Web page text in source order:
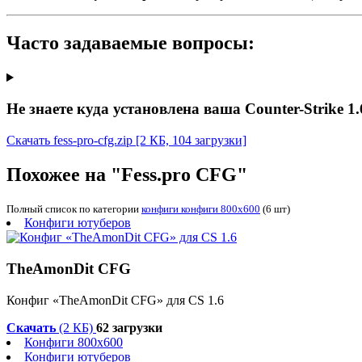
Часто задаваемые вопросы:
Не знаете куда установлена ваша Counter-Strike
Скачать fess-pro-cfg.zip [2 КБ, 104 загрузки]
Похожее на "Fess.pro CFG"
Полный список по категории конфиги конфиги 800x600 (6 шт)
Конфиги ютуберов
TheAmonDit CFG
Конфиг «TheAmonDit CFG» для CS 1.6
Скачать (2 КБ) 62 загрузки
Конфиги 800x600
Конфиги ютуберов